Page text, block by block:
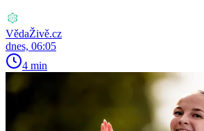
VědaŽivě.cz
dnes, 06:05
4 min